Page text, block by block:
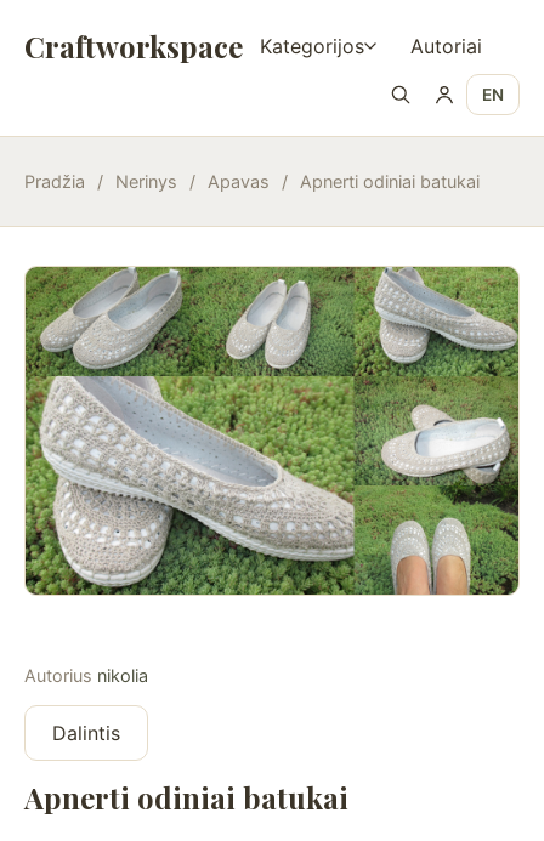
Craftworkspace Kategorijos Autoriai
EN
Pradžia / Nerinys / Apavas / Apnerti odiniai batukai
Autorius nikolia
Dalintis
Apnerti odiniai batukai